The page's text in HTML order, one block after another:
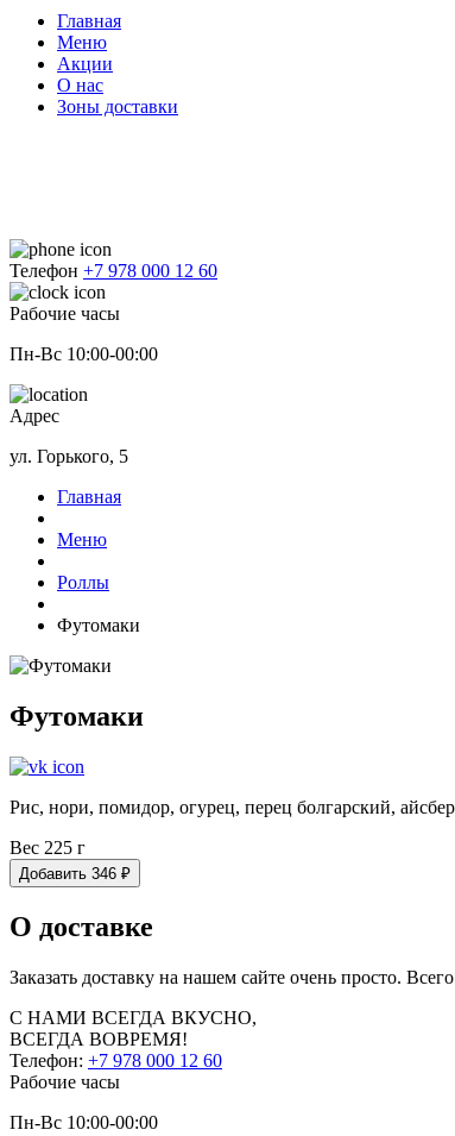
Главная
Меню
Акции
О нас
Зоны доставки
Телефон +7 978 000 12 60
Рабочие часы
Пн-Вс 10:00-00:00
Адрес
ул. Горького, 5
Главная
Меню
Роллы
Футомаки
Футомаки
Рис, нори, помидор, огурец, перец болгарский,
Вес 225 г
Добавить 346 ₽
О доставке
Заказать доставку на нашем сайте очень просто.
С НАМИ ВСЕГДА ВКУСНО,
ВСЕГДА ВОВРЕМЯ!
Телефон: +7 978 000 12 60
Рабочие часы
Пн-Вс 10:00-00:00